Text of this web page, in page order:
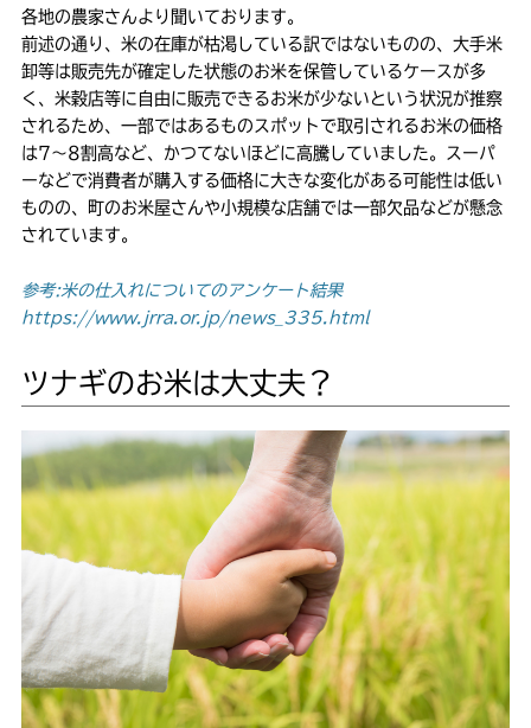
各地の農家さんより聞いております。
前述の通り、米の在庫が枯渇している訳ではないものの、大手米
卸等は販売先が確定した状態のお米を保管しているケースが多
く、米穀店等に自由に販売できるお米が少ないという状況が推察
されるため、一部ではあるものスポットで取引されるお米の価格
は7～8割高など、かつてないほどに高騰していました。スーパ
ーなどで消費者が購入する価格に大きな変化がある可能性は低い
ものの、町のお米屋さんや小規模な店舗では一部欠品などが懸念
されています。
参考:米の仕入れについてのアンケート結果
https://www.jrra.or.jp/news_335.html
ツナギのお米は大丈夫？